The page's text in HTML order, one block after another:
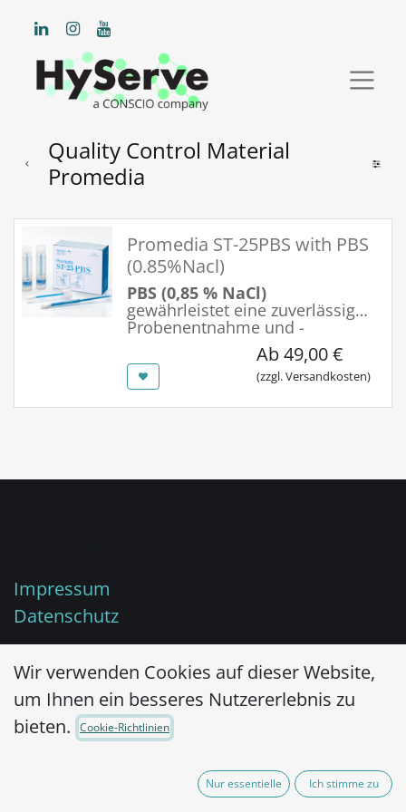
Quality Control Material
Promedia
Promedia ST-25PBS with PBS
(0.85%Nacl)
PBS (0,85 % NaCl)
gewährleistet eine zuverlässige
Probenentnahme und -
konservierung für genaue
mikrobiologische Tests.
Ab 49,00€
(zzgl. Versandkosten)
Impressum
Datenschutz
Über uns
Hygienemonitoring, mikrobiologische
Testverfahren und Prüftextilien aus einer
Wir verwenden Cookies auf dieser Website,
um Ihnen ein besseres Nutzererlebnis zu
bieten.
Cookie-Richtlinien
Nur essentielle Ich stimme zu